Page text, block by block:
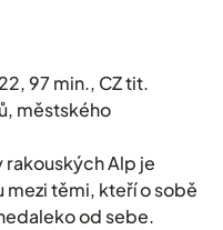
97 min., CZ tit.
městského
Alp je
těmi, kteří o sobě
od sebe.